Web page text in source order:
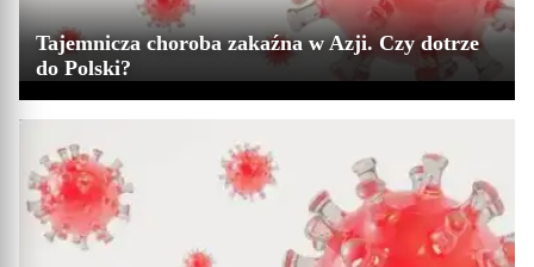
Tajemnicza choroba zakaźna w Azji. Czy dotrze
do Polski?